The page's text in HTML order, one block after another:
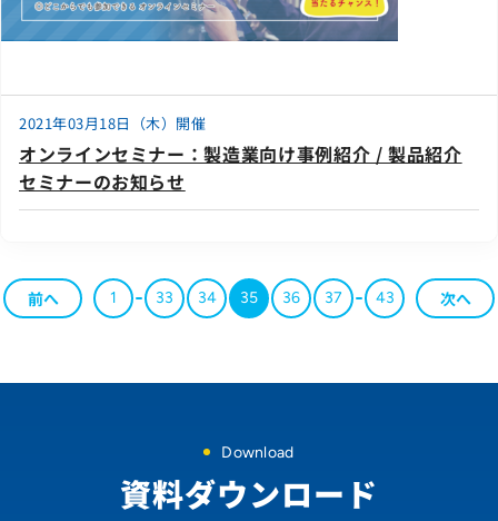
2021年03月18日（木）開催
オンラインセミナー：製造業向け事例紹介 / 製品紹介
セミナーのお知らせ
前へ 1 33 34 35 36 37 43 次へ
Download
資料ダウンロード